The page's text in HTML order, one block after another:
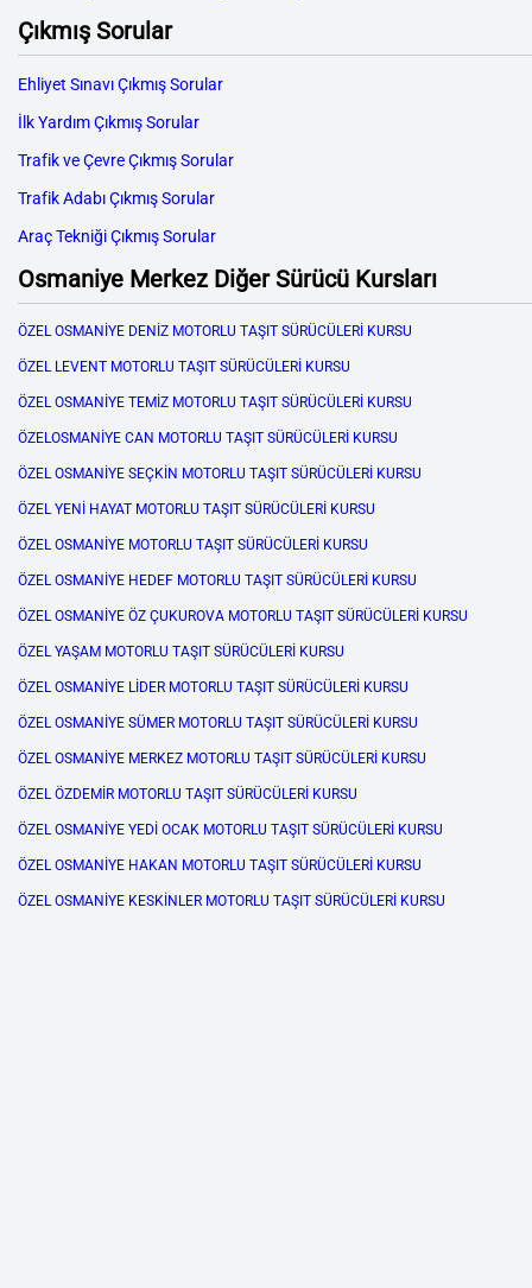
Çıkmış Sorular
Ehliyet Sınavı Çıkmış Sorular
İlk Yardım Çıkmış Sorular
Trafik ve Çevre Çıkmış Sorular
Trafik Adabı Çıkmış Sorular
Araç Tekniği Çıkmış Sorular
Osmaniye Merkez Diğer Sürücü Kursları
ÖZEL OSMANİYE DENİZ MOTORLU TAŞIT SÜRÜCÜLERİ KURSU
ÖZEL LEVENT MOTORLU TAŞIT SÜRÜCÜLERİ KURSU
ÖZEL OSMANİYE TEMİZ MOTORLU TAŞIT SÜRÜCÜLERİ KURSU
ÖZELOSMANİYE CAN MOTORLU TAŞIT SÜRÜCÜLERİ KURSU
ÖZEL OSMANİYE SEÇKİN MOTORLU TAŞIT SÜRÜCÜLERİ KURSU
ÖZEL YENİ HAYAT MOTORLU TAŞIT SÜRÜCÜLERİ KURSU
ÖZEL OSMANİYE MOTORLU TAŞIT SÜRÜCÜLERİ KURSU
ÖZEL OSMANİYE HEDEF MOTORLU TAŞIT SÜRÜCÜLERİ KURSU
ÖZEL OSMANİYE ÖZ ÇUKUROVA MOTORLU TAŞIT SÜRÜCÜLERİ KURSU
ÖZEL YAŞAM MOTORLU TAŞIT SÜRÜCÜLERİ KURSU
ÖZEL OSMANİYE LİDER MOTORLU TAŞIT SÜRÜCÜLERİ KURSU
ÖZEL OSMANİYE SÜMER MOTORLU TAŞIT SÜRÜCÜLERİ KURSU
ÖZEL OSMANİYE MERKEZ MOTORLU TAŞIT SÜRÜCÜLERİ KURSU
ÖZEL ÖZDEMİR MOTORLU TAŞIT SÜRÜCÜLERİ KURSU
ÖZEL OSMANİYE YEDİ OCAK MOTORLU TAŞIT SÜRÜCÜLERİ KURSU
ÖZEL OSMANİYE HAKAN MOTORLU TAŞIT SÜRÜCÜLERİ KURSU
ÖZEL OSMANİYE KESKİNLER MOTORLU TAŞIT SÜRÜCÜLERİ KURSU